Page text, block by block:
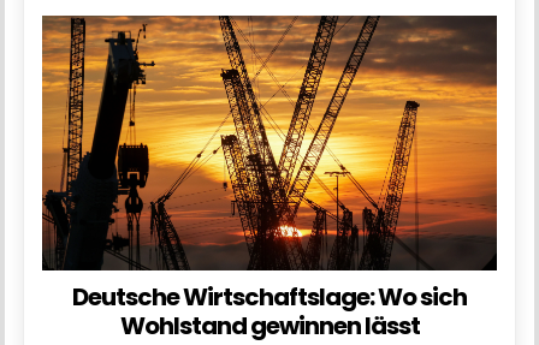
Deutsche Wirtschaftslage: Wo sich
Wohlstand gewinnen lässt